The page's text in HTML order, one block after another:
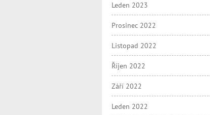
Leden 2023
Prosinec 2022
Listopad 2022
Říjen 2022
Září 2022
Leden 2022